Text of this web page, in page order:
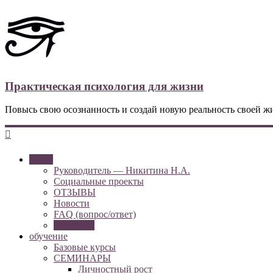
Практическая психология для жизни
Повысь свою осознанность и создай новую реальность своей
Руководитель — Никитина Н.А.
Социальные проекты
ОТЗЫВЫ
Новости
FAQ (вопрос/ответ)
обучение
Базовые курсы
СЕМИНАРЫ
Личностный рост